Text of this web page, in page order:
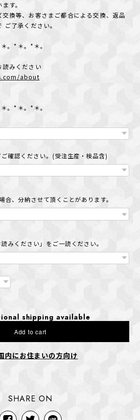
す。
交換等、お客さまご都合による交換、返品
了承ください。
。*＊。*＊。
みください
about
。*＊。*＊。
確認ください。(受注生産・検品含)
合、分納させて頂くことがあります。
みください」をご一読ください。
shipping available
Add to cart
内にお住まいの方向け
SHARE ON